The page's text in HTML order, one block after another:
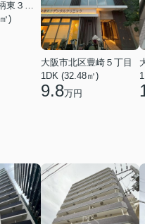
)
大阪市北区豊崎５丁目
1DK (32.48㎡)
9.8万円